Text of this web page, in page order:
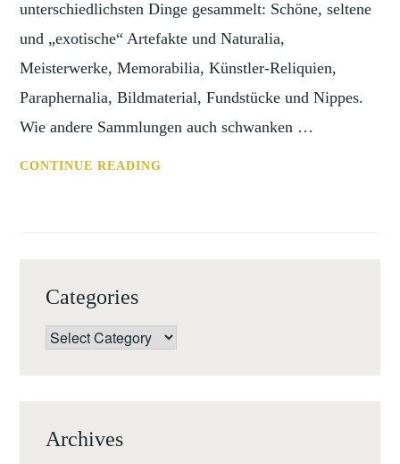
unterschiedlichsten Dinge gesammelt: Schöne, seltene
und „exotische“ Artefakte und Naturalia,
Meisterwerke, Memorabilia, Künstler-Reliquien,
Paraphernalia, Bildmaterial, Fundstücke und Nippes.
Wie andere Sammlungen auch schwanken …
CONTINUE READING
27
JULY
Categories
Categories
Archives